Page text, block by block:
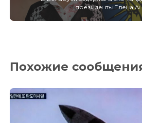
президенты Елена
Похожие